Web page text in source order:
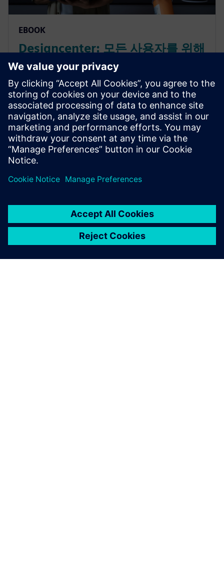
EBOOK
Designcenter: 모든 사용자를 위해
설계된 확장 가능하고 유연한 CAD
솔루션
차세대 제품 개발의 시작. Siemens Designcenter 전자
책을 다운로드하고 AI, 클라우드 협업, 140개 이상의
모듈을 갖춘 통합 CAD 솔루션으로 효율적인 커넥티드
엔지니어링을 경험하세요